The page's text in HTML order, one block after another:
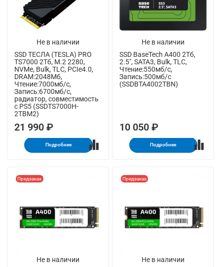
Не в наличии
SSD ТЕСЛА (TESLA) PRO
TS7000 2Тб, M.2 2280,
NVMe, Bulk, TLC, PCIe4.0,
DRAM:2048Мб,
Чтение:7000мб/с,
Запись:6700мб/с,
радиатор, совместимость
с PS5 (SSDTS7000H-
2TBM2)
21 990 ₽
Подробнее
Не в наличии
SSD BaseTech A400 2Тб,
2.5", SATA3, Bulk, TLC,
Чтение:550мб/с,
Запись:500мб/с
(SSDBTA4002TBN)
10 050 ₽
Подробнее
Не в наличии
Предзаказ
Не в наличии
Предзаказ